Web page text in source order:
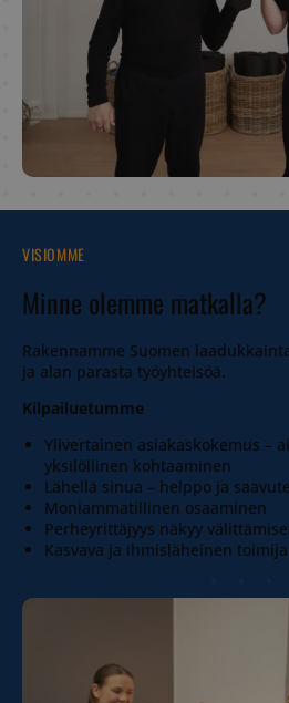
VISIOMME
Minne olemme matkalla?
Rakennamme Suomen
ja alan parasta työyhteisöä.
Kilpailuetumme
Ylivertainen asiakaskokemus –
yksilöllinen kohtaaminen
Lähellä sinua – helppo ja
Moniammatillinen osaaminen
Perheyrittäjyys näkyy
Kasvava ja ihmisläheinen toimija